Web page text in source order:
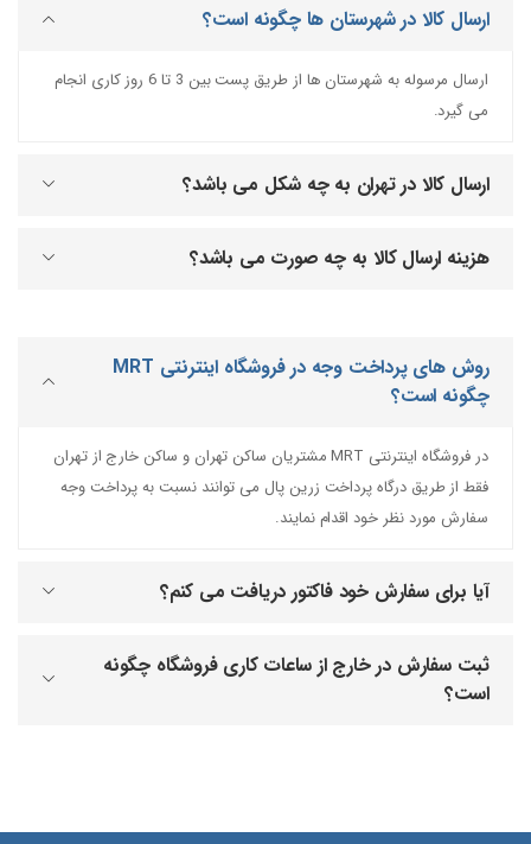
ارسال کالا در شهرستان ها چگونه است؟
ارسال مرسوله به شهرستان ها از طریق پست بین 3 تا 6 روز کاری انجام
می گیرد.
ارسال کالا در تهران به چه شکل می باشد؟
هزینه ارسال کالا به چه صورت می باشد؟
روش های پرداخت وجه در فروشگاه اینترنتی MRT
چگونه است؟
در فروشگاه اینترنتی MRT مشتریان ساکن تهران و ساکن خارج از تهران
فقط از طریق درگاه پرداخت زرین پال می توانند نسبت به پرداخت وجه
سفارش مورد نظر خود اقدام نمایند.
آیا برای سفارش خود فاکتور دریافت می کنم؟
ثبت سفارش در خارج از ساعات کاری فروشگاه چگونه
است؟